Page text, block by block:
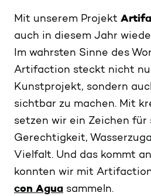
Mit unserem Projekt
auch in diesem Jahr
Im wahrsten Sinne des
Artifaction steckt nicht
Kunstprojekt, sondern
sichtbar zu machen. Mit
setzen wir ein Zeichen für
Gerechtigkeit,
Vielfalt. Und das kommt
konnten wir mit
con Agua sammeln.